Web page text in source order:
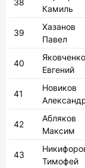
38
Камиль
39
Хазанов
Павел
40
Яковченко
Евгений
41
Новиков
42
Абляков
Максим
43
Тимофей